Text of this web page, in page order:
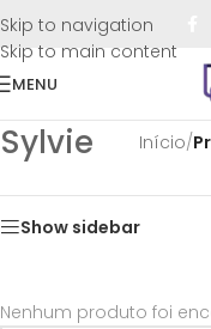
Skip to navigation
Skip to main content
FRETE GRÁTIS
MENU
Sylvie Início/
Show sidebar
Nenhum produto foi